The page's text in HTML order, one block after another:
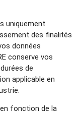
uniquement
des finalités
données
conserve vos
de
applicable en
fonction de la